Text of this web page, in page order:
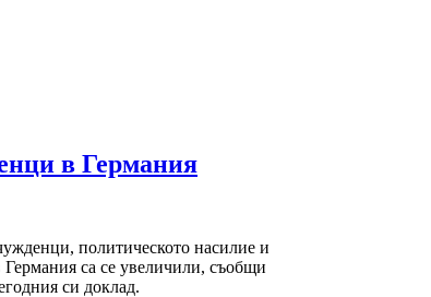
в Германия
политическото насилие и
Германия са се увеличили, съобщи
си доклад.